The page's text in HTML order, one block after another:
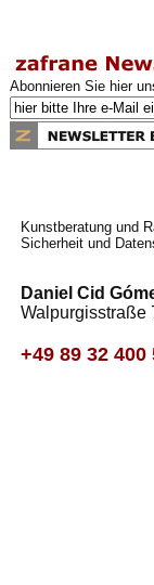
Abonnieren Sie hier
Kunstberatung und
Sicherheit und
Daniel Cid
+49 89 32 400